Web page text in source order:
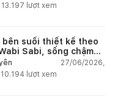
13.197 lượt xem
bên suối thiết kế theo
Sabi, sống chậm
27/06/2026,
10.194 lượt xem